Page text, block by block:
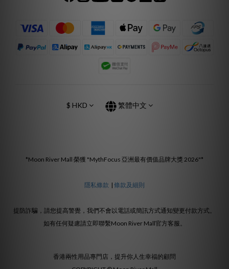
$ HKD 繁體中文
*Moon River Mall 榮獲 "MythFocus 亞洲最有價值品牌大獎 2026"*
隱私條款 | 條款及細則
提防詐騙，請您提高警覺，我們不會以電話或簡訊方式通知變更付款方式。
如有任何疑慮請立即聯繫Moon River Mall官方客服。
香港兩性用品專門店，提升你人生幸福的顧問